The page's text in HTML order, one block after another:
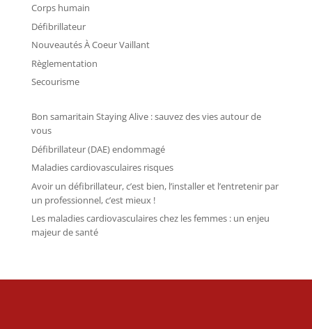
Corps humain
Défibrillateur
Nouveautés À Coeur Vaillant
Règlementation
Secourisme
Bon samaritain Staying Alive : sauvez des vies autour de
vous
Défibrillateur (DAE) endommagé
Maladies cardiovasculaires risques
Avoir un défibrillateur, c’est bien, l’installer et l’entretenir par
un professionnel, c’est mieux !
Les maladies cardiovasculaires chez les femmes : un enjeu
majeur de santé